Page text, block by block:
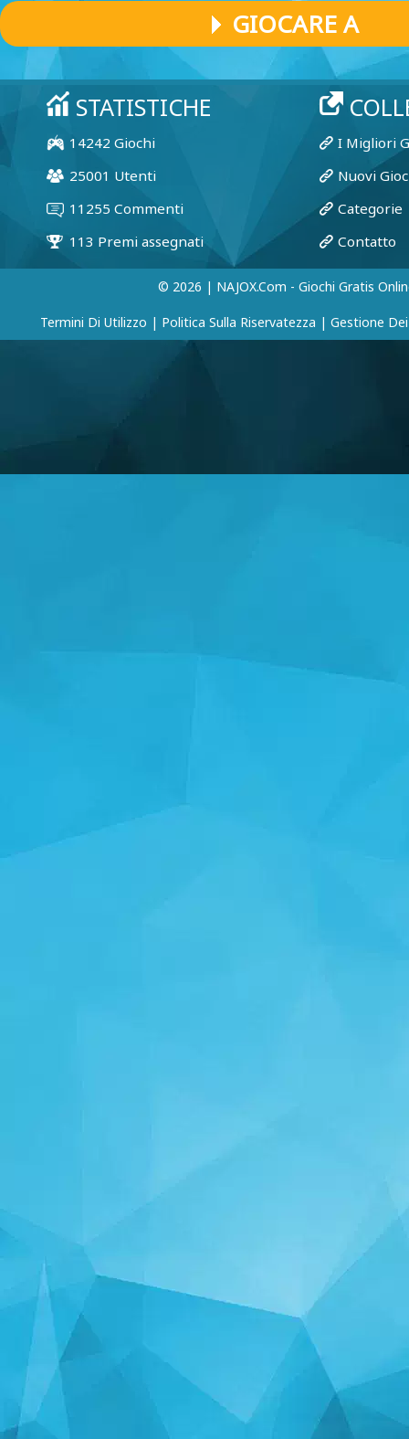
GIOCARE A
© 2026 | NAJOX.com - Giochi Gratis
Termini Di Utilizzo | Politica Sulla Riservatezza | Gestione